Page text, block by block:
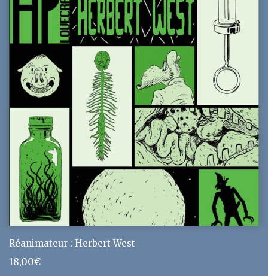
Réanimateur : Herbert West
18,00€